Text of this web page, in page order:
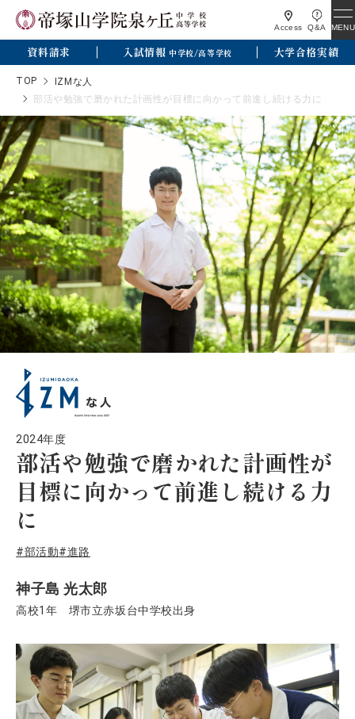
Access Q&A MENU
資料請求 入試情報 中学校/高等学校 大学合格実績
TOP
IZMな人
部活や勉強で磨かれた計画性が目標に向かって前進し続ける力に
2024年度
部活や勉強で磨かれた計画性が
目標に向かって前進し続ける力
に
#部活動#進路
神子島 光太郎
高校1年 堺市立赤坂台中学校出身